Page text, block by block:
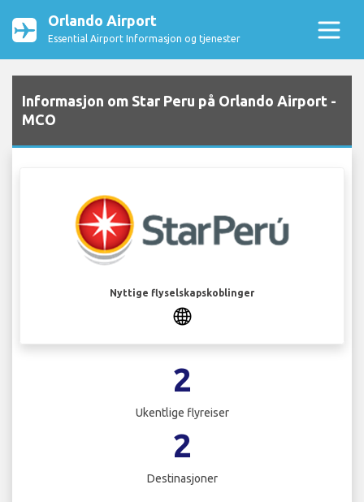
Orlando Airport
Essential Airport Informasjon og tjenester
Informasjon om Star Peru på Orlando Airport -
MCO
Nyttige flyselskapskoblinger
2
Ukentlige flyreiser
2
Destinasjoner